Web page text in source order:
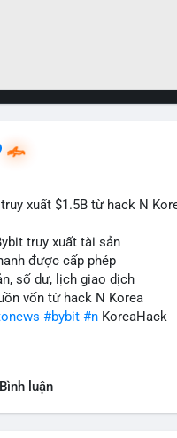
xuất $1.5B từ hack N
truy xuất tài sản
được cấp phép
số dư, lịch giao dịch
vốn từ hack N Korea
#bybit #n KoreaHack
Bình luận